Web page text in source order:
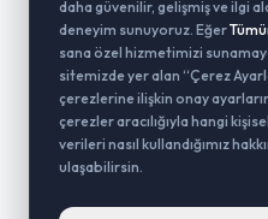
daha güvenilir, gelişmiş ve ilgi
deneyim sunuyoruz. Eğer
sana özel hizmetimizi
sitemizde yer alan “Çerez
çerezlerine ilişkin onay
çerezler aracılığıyla hangi
verileri nasıl kullandığımız
ulaşabilirsin.